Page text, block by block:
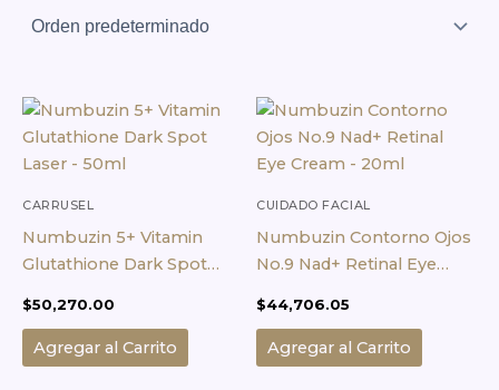
CARRUSEL
Numbuzin 5+ Vitamin
Glutathione Dark Spot
$50,270.00
Agregar al Carrito
CUIDADO FACIAL
Numbuzin Contorno Ojos
No.9 Nad+ Retinal Eye
$44,706.05
Agregar al Carrito